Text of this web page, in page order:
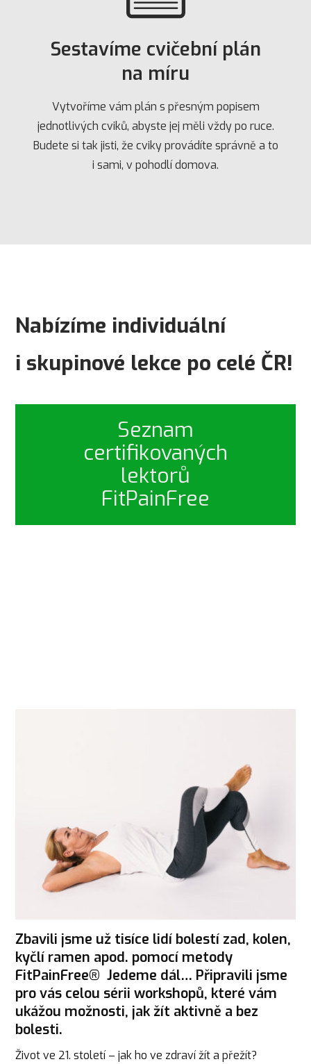
Sestavíme cvičební plán
na míru
Vytvoříme vám plán s přesným popisem
jednotlivých cviků, abyste jej měli vždy po ruce.
Budete si tak jisti, že cviky provádíte správně a to
i sami, v pohodlí domova.
Nabízíme individuální
i skupinové lekce po celé ČR!
Seznam
certifikovaných
lektorů
FitPainFree
Zbavili jsme už tisíce lidí bolestí zad, kolen,
kyčlí ramen apod. pomocí metody
FitPainFree® Jedeme dál… Připravili jsme
pro vás celou sérii workshopů, které vám
ukážou možnosti, jak žít aktivně a bez
bolesti.
Život ve 21. století – jak ho ve zdraví žít a přežít?